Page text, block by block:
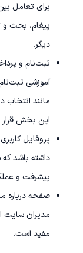
برای تعامل
پیغام، بحث و
دیگر.
ثبت‌نام و
آموزشی
مانند انتخاب
این بخش قرار
پروفایل
داشته باشد
پیشرفت و
صفحه درباره
مدیران سایت
مفید است.